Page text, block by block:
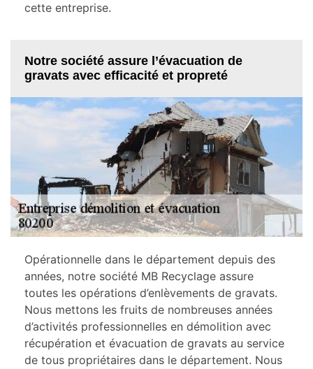
cette entreprise.
Notre société assure l’évacuation de
gravats avec efficacité et propreté
Opérationnelle dans le département depuis des
années, notre société MB Recyclage assure
toutes les opérations d’enlèvements de gravats.
Nous mettons les fruits de nombreuses années
d’activités professionnelles en démolition avec
récupération et évacuation de gravats au service
de tous propriétaires dans le département. Nous